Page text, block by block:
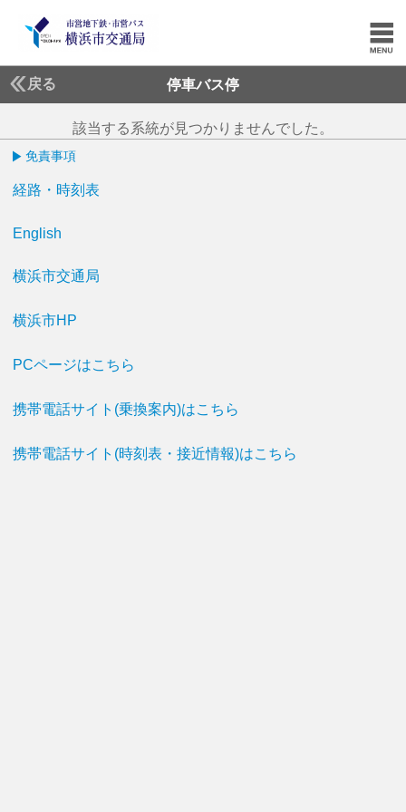
戻る 停車バス停
該当する系統が見つかりませんでした。
免責事項
経路・時刻表
English
横浜市交通局
横浜市HP
PCページはこちら
携帯電話サイト(乗換案内)はこちら
携帯電話サイト(時刻表・接近情報)はこちら